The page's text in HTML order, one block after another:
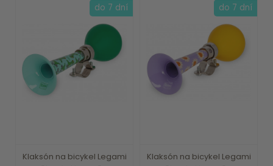
Klaksón na bicykel Legami
do 7 dní
Klaksón na bicykel Legami
do 7 dní